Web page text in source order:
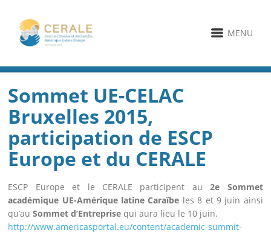
MENU
Sommet UE-CELAC
Bruxelles 2015,
participation de ESCP
Europe et du CERALE
ESCP Europe et le CERALE participent au2e Sommet
académique UE-Amérique latine Caraïbe les 8 et 9 juin ainsi
qu’auSommet d’Entreprise qui aura lieu le 10 juin.
http://www.americasportal.eu/content/academic-summit-